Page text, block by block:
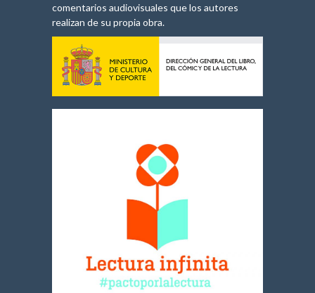
comentarios audiovisuales que los autores
realizan de su propia obra.